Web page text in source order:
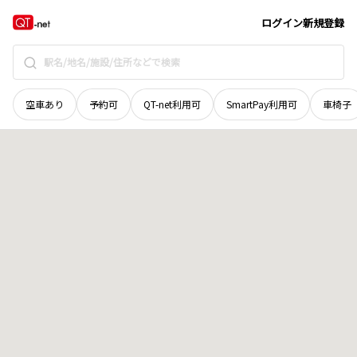
ログイン新規登録
空車あり 予約可 QT-net利用可 SmartPay利用可 車椅子
岡山県